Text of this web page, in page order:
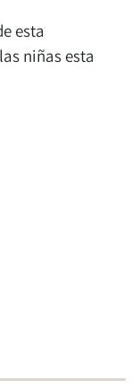
esta
niñas esta